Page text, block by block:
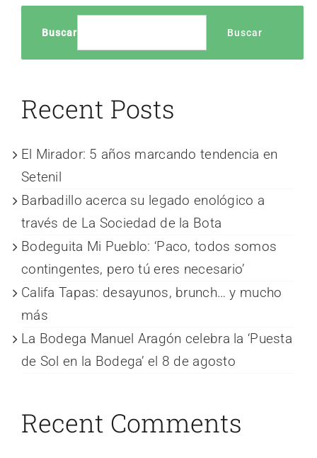
Buscar Buscar
Recent Posts
El Mirador: 5 años marcando tendencia en
Setenil
Barbadillo acerca su legado enológico a
través de La Sociedad de la Bota
Bodeguita Mi Pueblo: ‘Paco, todos somos
contingentes, pero tú eres necesario’
Califa Tapas: desayunos, brunch… y mucho
más
La Bodega Manuel Aragón celebra la ‘Puesta
de Sol en la Bodega’ el 8 de agosto
Recent Comments